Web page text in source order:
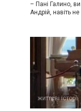
– Пані Галино,
Андрій, навіть не
життєві історії